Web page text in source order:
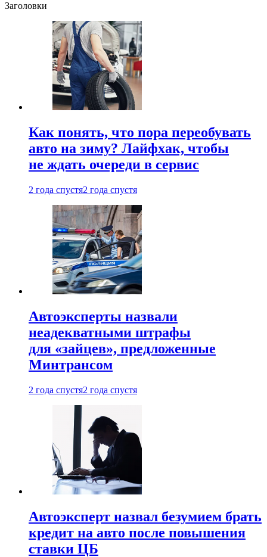
Заголовки
Как понять, что пора переобувать
авто на зиму? Лайфхак, чтобы
не ждать очереди в сервис
2 года спустя2 года спустя
Автоэксперты назвали
неадекватными штрафы
для «зайцев», предложенные
Минтрансом
2 года спустя2 года спустя
Автоэксперт назвал безумием брать
кредит на авто после повышения
ставки ЦБ